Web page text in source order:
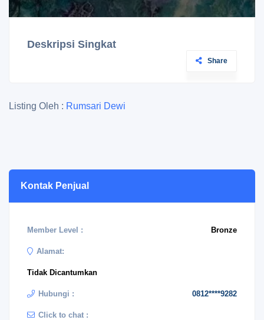
Deskripsi Singkat
Share
Listing Oleh : Rumsari Dewi
Kontak Penjual
Member Level : Bronze
Alamat:
Tidak Dicantumkan
Hubungi : 0812****9282
Click to chat :